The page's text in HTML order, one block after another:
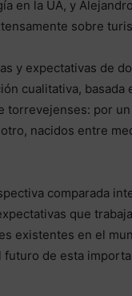
en la UA, y
sobre
y expectativas de
cualitativa, basada
torrevejenses: por
nacidos entre
comparada
que
existentes en el
de esta